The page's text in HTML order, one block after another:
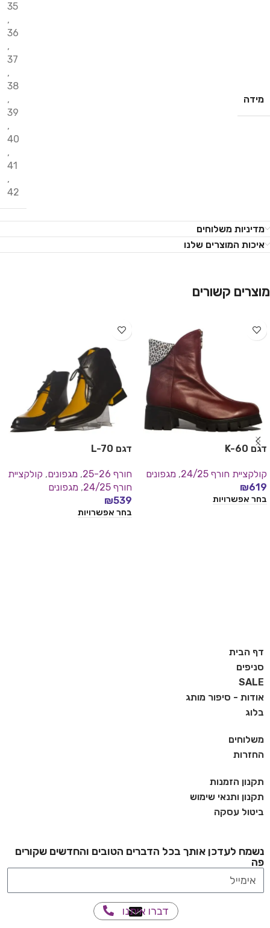
מידה
35
,
36
,
37
,
38
,
39
,
40
,
41
,
42
מדיניות משלוחים
איכות המוצרים שלנו
מוצרים קשורים
דגם K-60
קולקציית חורף 24/25 , מגפונים
₪619
בחר אפשרויות
דגם L-70
חורף 25-26 , מגפונים, קולקציית
חורף 24/25
, מגפונים
₪539
בחר אפשרויות
דף הבית
סניפים
SALE
אודות - סיפור מותג
בלוג
משלוחים
החזרות
תקנון הזמנות
תקנון ותנאי שימוש
ביטול עסקה
נשמח לעדכן אותך בכל הדברים הטובים והחדשים שקורים
פה
דברו איתנו